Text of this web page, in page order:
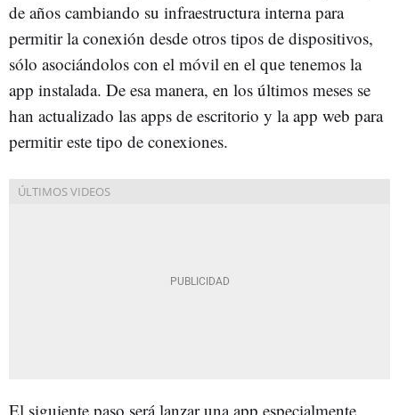
de años cambiando su infraestructura interna para
permitir la conexión desde otros tipos de dispositivos,
sólo asociándolos con el móvil en el que tenemos la
app instalada. De esa manera, en los últimos meses se
han actualizado las apps de escritorio y la app web para
permitir este tipo de conexiones.
El siguiente paso será lanzar una app especialmente